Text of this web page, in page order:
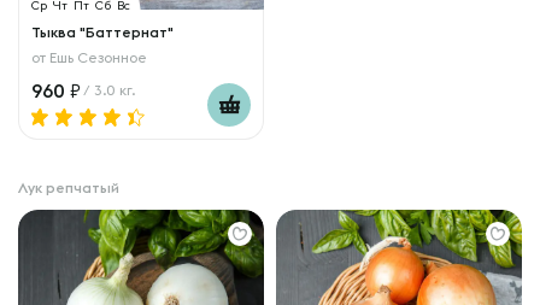
Ср Чт Пт Сб Вс
Тыква "Баттернат"
от Ешь Сезонное
960 / 3.0 кг.
Лук репчатый